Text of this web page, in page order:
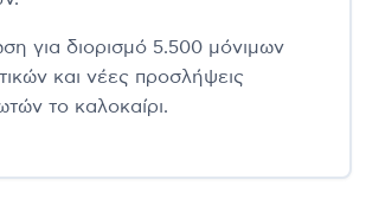
για διορισμό 5.500 μόνιμων
και νέες προσλήψεις
το καλοκαίρι.